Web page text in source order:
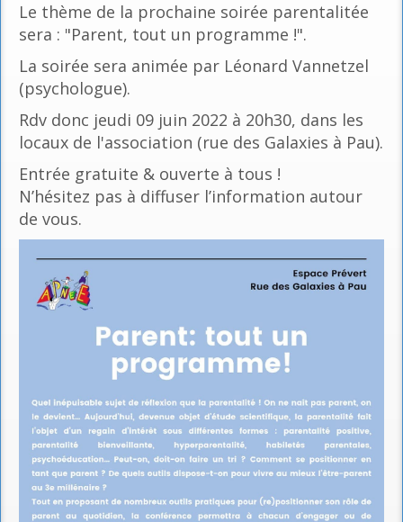
Le thème de la prochaine soirée parentalitée
sera : "Parent, tout un programme !".
La soirée sera animée par Léonard Vannetzel
(psychologue).
Rdv donc jeudi 09 juin 2022 à 20h30, dans les
locaux de l'association (rue des Galaxies à Pau).
Entrée gratuite & ouverte à tous !
N’hésitez pas à diffuser l’information autour
de vous.